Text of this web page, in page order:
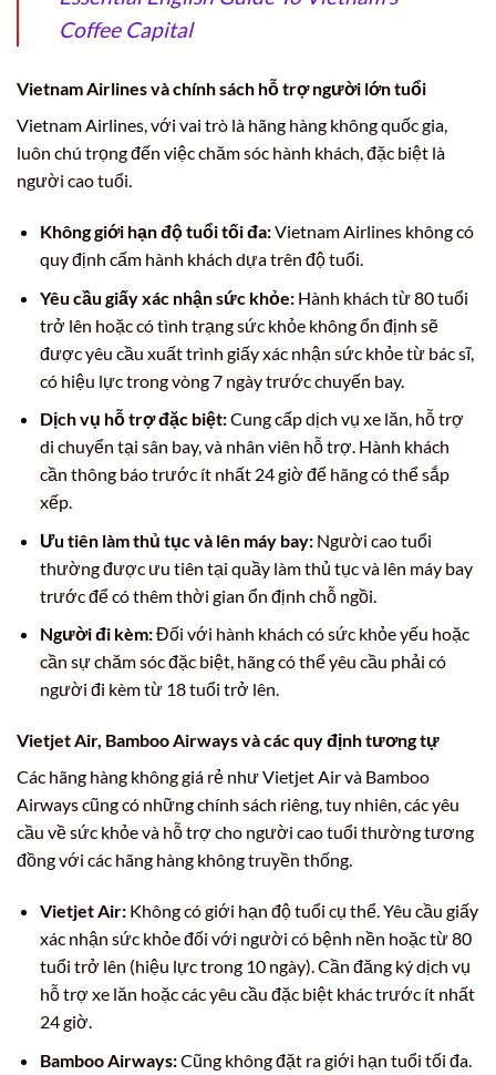
Coffee Capital
Vietnam Airlines và chính sách hỗ trợ người lớn tuổi
Vietnam Airlines, với vai trò là hãng hàng không quốc gia,
luôn chú trọng đến việc chăm sóc hành khách, đặc biệt là
người cao tuổi.
Không giới hạn độ tuổi tối đa:Vietnam Airlines không có
quy định cấm hành khách dựa trên độ tuổi.
Yêu cầu giấy xác nhận sức khỏe:Hành khách từ 80 tuổi
trở lên hoặc có tình trạng sức khỏe không ổn định sẽ
được yêu cầu xuất trình giấy xác nhận sức khỏe từ bác sĩ,
có hiệu lực trong vòng 7 ngày trước chuyến bay.
Dịch vụ hỗ trợ đặc biệt:Cung cấp dịch vụ xe lăn, hỗ trợ
di chuyển tại sân bay, và nhân viên hỗ trợ. Hành khách
cần thông báo trước ít nhất 24 giờ để hãng có thể sắp
xếp.
Ưu tiên làm thủ tục và lên máy bay:Người cao tuổi
thường được ưu tiên tại quầy làm thủ tục và lên máy bay
trước để có thêm thời gian ổn định chỗ ngồi.
Người đi kèm:Đối với hành khách có sức khỏe yếu hoặc
cần sự chăm sóc đặc biệt, hãng có thể yêu cầu phải có
người đi kèm từ 18 tuổi trở lên.
Vietjet Air, Bamboo Airways và các quy định tương tự
Các hãng hàng không giá rẻ như Vietjet Air và Bamboo
Airways cũng có những chính sách riêng, tuy nhiên, các yêu
cầu về sức khỏe và hỗ trợ cho người cao tuổi thường tương
đồng với các hãng hàng không truyền thống.
Vietjet Air:Không có giới hạn độ tuổi cụ thể. Yêu cầu giấy
xác nhận sức khỏe đối với người có bệnh nền hoặc từ 80
tuổi trở lên (hiệu lực trong 10 ngày). Cần đăng ký dịch vụ
hỗ trợ xe lăn hoặc các yêu cầu đặc biệt khác trước ít nhất
24 giờ.
Bamboo Airways:Cũng không đặt ra giới hạn tuổi tối đa.